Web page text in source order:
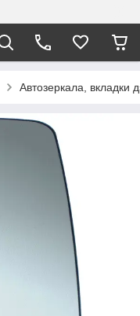
Автозеркала, вкладки